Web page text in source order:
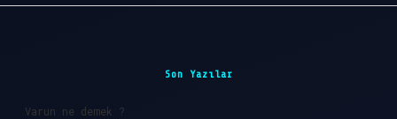
Son Yazılar
Varun ne demek ?